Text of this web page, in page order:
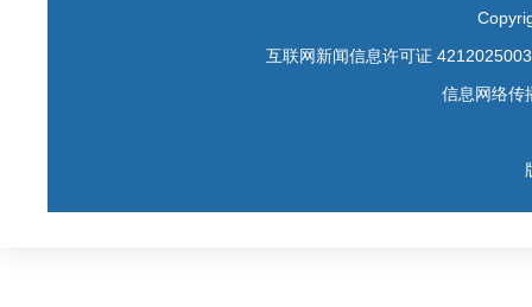
互联网新闻信息许可证 4212025003
信息网络传